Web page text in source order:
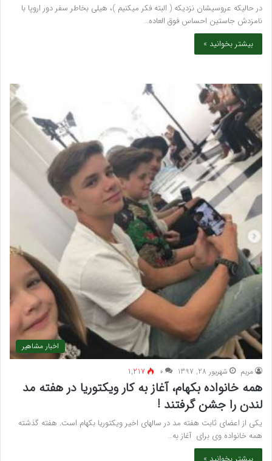
در حالیکه عروسیشان نزدیکه ( البته فکر میکنیم )، هیلی بخاطر سفر دور اروپا با
نامزدش جاستین احساس فوق العاده…
بیشتر بخوانید »
اخبار مشاهیر
مريم شهریور 28, 1397 ۰ 1,217
همه خانواده بکهام، آغاز به کار ویکتوریا در هفته مد
لندن را جشن گرفتند !
یکی از اعضای ثابت هفته مد در سالهای اخیر ویکتوریا بکهام است. هفته گذشته
همه خانواده وی برای آغاز به…